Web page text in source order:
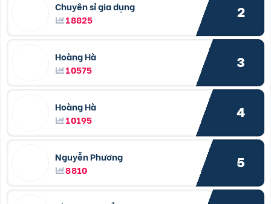
Chuyên sỉ gia dụng
18825
2
Hoàng Hà
10575
3
Hoàng Hà
10195
4
Nguyễn Phương
8810
5